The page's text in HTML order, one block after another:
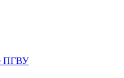
ПГВУ